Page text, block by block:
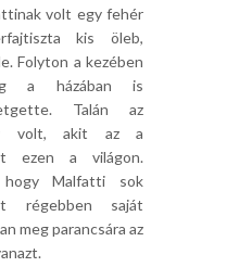
volt egy fehér
kis öleb,
Folyton a kezében
a házában is
Talán az
volt, akit az a
ezen a világon.
Malfatti sok
régebben saját
meg parancsára az